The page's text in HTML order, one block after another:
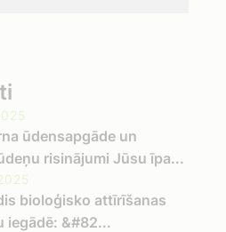
ūdensapgāde un
risinājumi Jūsu īpa...
bioloģisko attīrīšanas
iegādē: &#82...